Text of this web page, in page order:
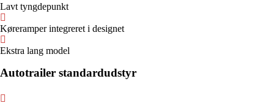
Lavt tyngdepunkt
Køreramper integreret i designet
Ekstra lang model
Autotrailer standardudstyr